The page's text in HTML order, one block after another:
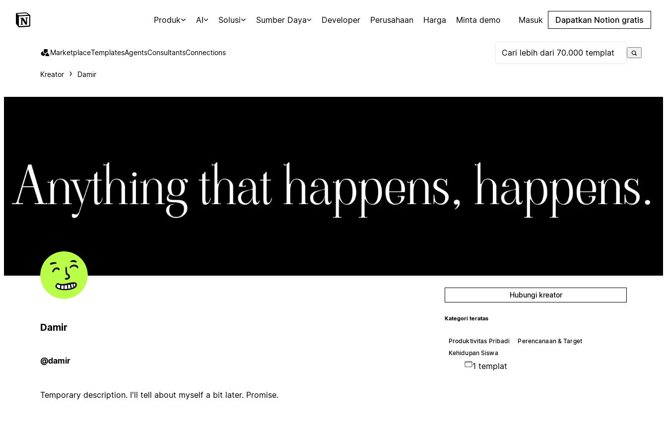
Produk AI Solusi Sumber Daya Developer Perusahaan Harga Minta demo Masuk Dapatkan Notion gratis
MarketplaceTemplatesAgentsConsultantsConnections
Kreator Damir
Damir
@damir
Temporary description. I'll tell about myself a bit later. Promise.
Hubungi kreator
Kategori teratas
Produktivitas Pribadi
Perencanaan & Target
Kehidupan Siswa
1 templat